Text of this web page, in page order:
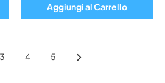
Aggiungi al Carrello
3 4 5